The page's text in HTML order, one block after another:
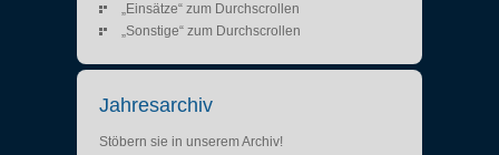
„Einsätze“ zum Durchscrollen
„Sonstige“ zum Durchscrollen
Jahresarchiv
Stöbern sie in unserem Archiv!